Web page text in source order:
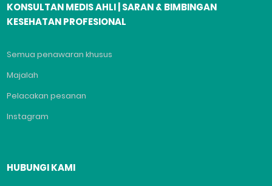
KONSULTAN MEDIS AHLI | SARAN & BIMBINGAN
KESEHATAN PROFESIONAL
Semua penawaran khusus
Majalah
Pelacakan pesanan
Instagram
HUBUNGI KAMI